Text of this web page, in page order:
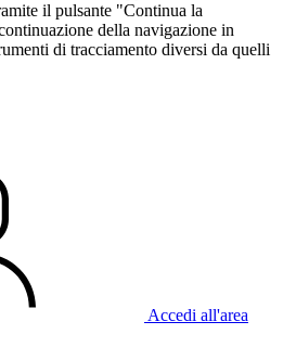
il pulsante "Continua la
della navigazione in
di tracciamento diversi da quelli
Accedi all'area